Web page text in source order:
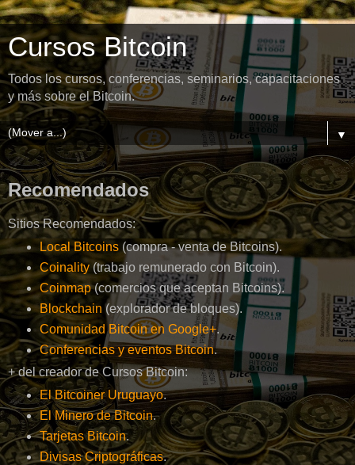
Cursos Bitcoin
Todos los cursos, conferencias, seminarios, capacitaciones
y más sobre el Bitcoin.
▼
Recomendados
Sitios Recomendados:
Local Bitcoins(compra - venta de Bitcoins).
Coinality(trabajo remunerado con Bitcoin).
Coinmap(comercios que aceptan Bitcoins).
Blockchain (explorador de bloques).
Comunidad Bitcoin en Google+.
Conferencias y eventos Bitcoin.
+ del creador de Cursos Bitcoin:
El Bitcoiner Uruguayo.
El Minero de Bitcoin.
Tarjetas Bitcoin.
Divisas Criptográficas.